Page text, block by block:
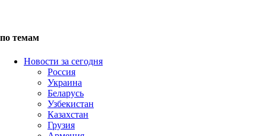
по темам
Новости за сегодня
Россия
Украина
Беларусь
Узбекистан
Казахстан
Грузия